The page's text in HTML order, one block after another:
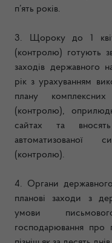
п’ять років.
3. Щороку до 1
(контролю) готують
заходів державного
рік з урахуванням
плану
(контролю),
сайтах та
автоматизованої
(контролю).
4. Органи
планові заходи з
умови
господарювання про